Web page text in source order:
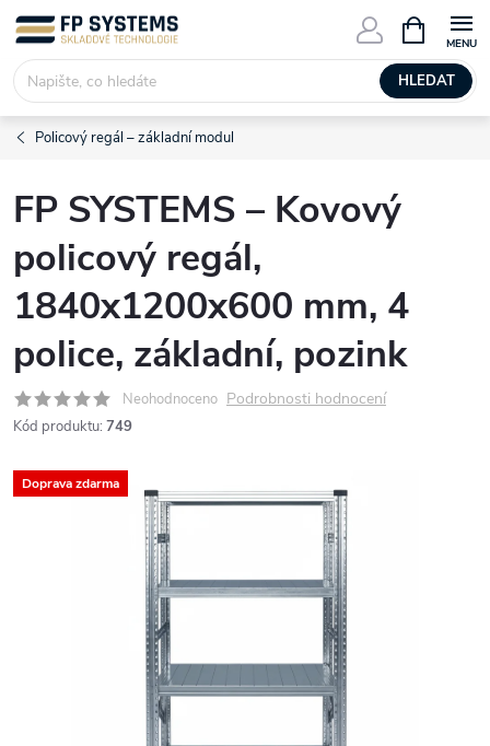
Přejít
obsah
HLEDAT
NÁKUPNÍ
KOŠÍK
Policový regál – základní modul
FP SYSTEMS – Kovový
policový regál,
1840x1200x600 mm, 4
police, základní, pozink
Neohodnoceno Podrobnosti hodnocení
Kód produktu: 749
Doprava zdarma